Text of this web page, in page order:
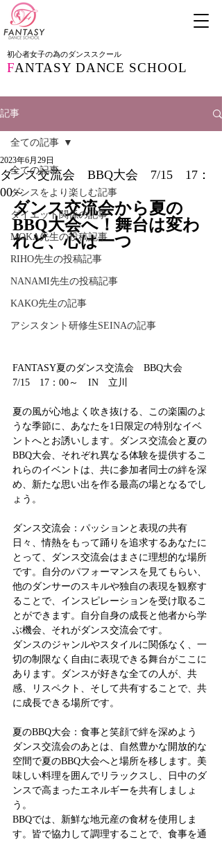
初心者女子の為のダンススクール
FANTASY DANCE SCHOOL
記事
全ての記事
ダンスをより楽しむ記事
ダイエット関係の記事
MOKA先生の投稿記事
RIHO先生の投稿記事
NANAMI先生の投稿記事
KAKO先生の記事
アシスタント研修生SEINAの記事
全ての記事
ダンス交流会 BBQ大会 7/15 17：
00～
2023年6月29日
ダンス交流会から夏の
BBQ大会へ！舞台は変わ
れど、心は一つ
FANTASY夏のダンス交流会　BBQ大会
7/15　17：00～　IN　立川
夏の風が心地よく吹き抜ける、この楽園のよ
うな季節に、あなたを1日限定の特別なイベ
ントへとお誘いします。ダンス交流会と夏の
BBQ大会、それぞれ異なる体験を提供するこ
れらのイベントは、共に参加者同士の絆を深
め、新たな思い出を作る最高の場となるでし
ょう。
ダンス交流会：パッションと表現の共有
日々、情熱をもって踊りを追求するあなたに
とって、ダンス交流会はまさに理想的な場所
です。自分のパフォーマンスを見てもらい、
他のダンサーのスキルや独自の表現を観察す
ることで、インスピレーションを受け取るこ
とができます。自分自身の成長と他者から学
ぶ機会、それがダンス交流会です。
ダンスのジャンルやスタイルに関係なく、一
切の制限なく自由に表現できる舞台がここに
あります。ダンスが好きな全ての人が、共
感、リスペクト、そして共有することで、共
に成長できる場所です。
夏のBBQ大会：食事と笑顔で絆を深めよう
ダンス交流会のあとは、自然豊かな開放的な
空間で夏のBBQ大会へと場所を移します。美
味しい料理を囲んでリラックスし、日中のダ
ンスで高まったエネルギーを共有しましょ
う。
BBQでは、新鮮な地元産の食材を使用しま
す。皆で協力して調理することで、食事を通